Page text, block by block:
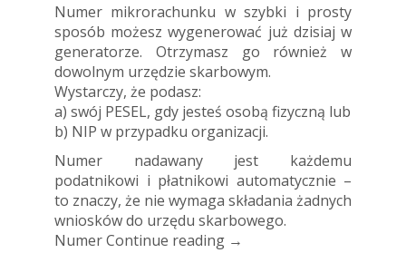
Numer mikrorachunku w szybki i prosty
sposób możesz wygenerować już dzisiaj w
generatorze. Otrzymasz go również w
dowolnym urzędzie skarbowym.
Wystarczy, że podasz:
a) swój PESEL, gdy jesteś osobą fizyczną lub
b) NIP w przypadku organizacji.
Numer nadawany jest każdemu
podatnikowi i płatnikowi automatycznie –
to znaczy, że nie wymaga składania żadnych
wniosków do urzędu skarbowego.
NumerContinue reading →